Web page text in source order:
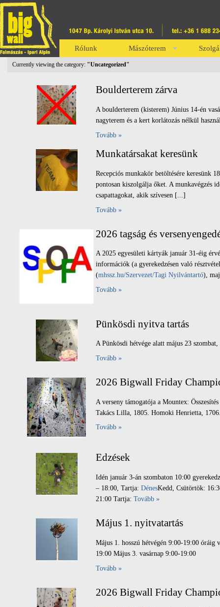
Rólunk Mászóterem
Currently viewing the category: "Uncategorized"
Boulderterem zárva
A boulderterem (kisterem) Június 14-én
nagyterem és a kert korlátozás nélkül
Tovább »
Munkatársakat keresünk
Recepciós munkakör betöltésére keresünk
pontosan kiszolgálja őket. A munkavégzés
csapattagokat, akik szívesen [...]
Tovább »
2026 tagság és
A 2025 egyesületi kártyák január 31-éig
információk (a gyerekedzésen való
(mhssz.hu/Szervezet/Tagi Nyilvántartó),
Tovább »
Pünkösdi nyitva tartás
A Pünkösdi hétvége alatt május 23
Tovább »
2026 Bigwall Friday
A verseny támogatója a Mountex:
Takács Lilla, 1805. Homoki Henrietta,
Tovább »
Edzések
Idén január 3-án szombaton 10:00
– 18:00, Tartja: DénesKedd, Csütörtök:
21:00 Tartja: Tovább »
Május 1. nyitvatartás
Május 1. hosszú hétvégén 9:00-19:00 óráig
19:00 Május 3. vasárnap 9:00-19:00
Tovább »
2026 Bigwall Friday